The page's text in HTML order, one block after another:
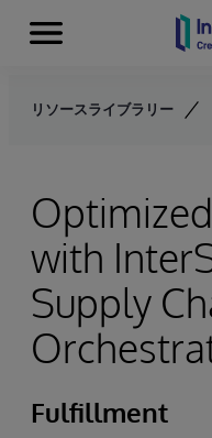
Skip to content
Menu
リソースライブラリー
with
Supply
Fulfillment